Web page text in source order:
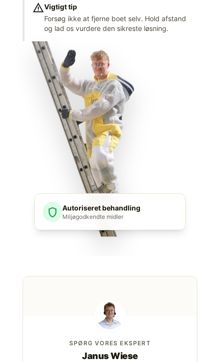
warningVigtigt tip
Forsøg ikke at fjerne boet selv. Hold afstand
og lad os vurdere den sikreste løsning.
shield Autoriseret behandling
Miljøgodkendte midler
SPØRG VORES EKSPERT
Janus Wiese